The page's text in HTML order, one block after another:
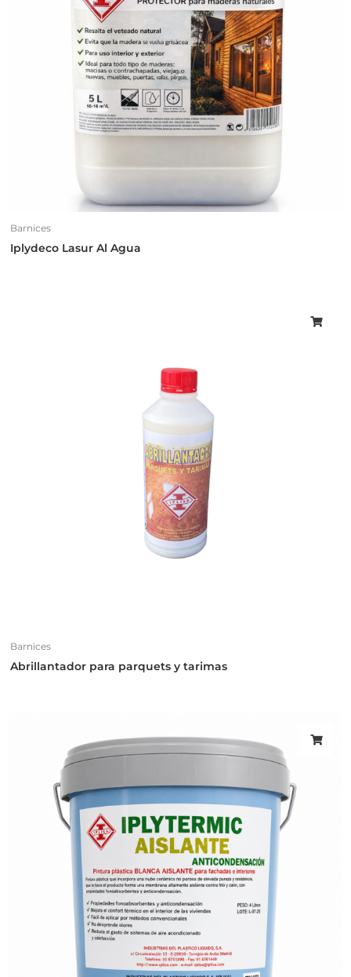
Barnices
Iplydeco Lasur Al Agua
Barnices
Abrillantador para parquets y tarimas